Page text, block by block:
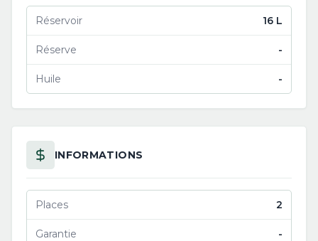
Réservoir 16 L
Réserve -
Huile -
INFORMATIONS
Places 2
Garantie -